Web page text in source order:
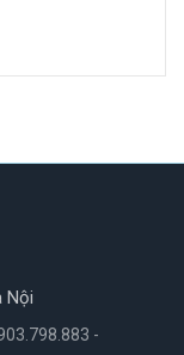
Nội
-